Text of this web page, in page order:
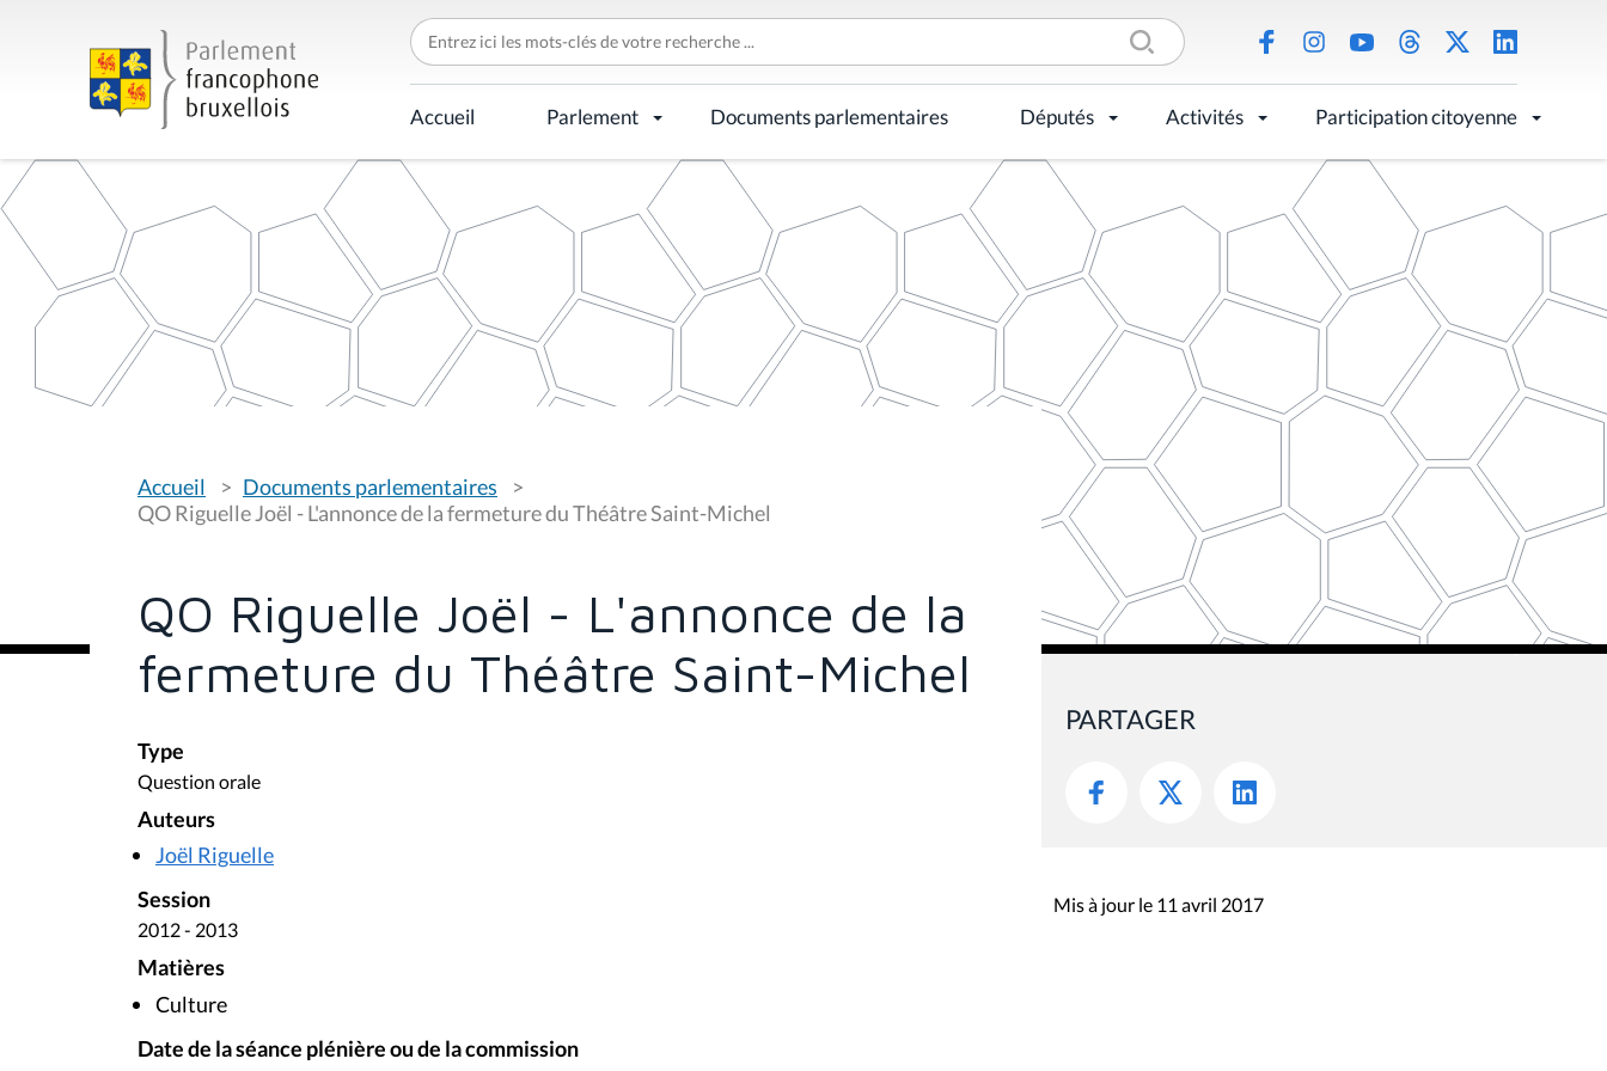
C
h
e
r
c
h
r
p
Accueil Parlement Documents parlementaires Députés Activités Participation citoyenne
o
u
s
s
i
Accueil
Documents parlementaires
QO Riguelle Joël - L'annonce de la fermeture du Théâtre Saint-Michel
QO Riguelle Joël - L'annonce de la
fermeture du Théâtre Saint-Michel
Type
Question orale
Auteurs
Joël Riguelle
Session
2012 - 2013
Matières
Culture
Date de la séance plénière ou de la commission
PARTAGER
Mis à jour le 11 avril 2017